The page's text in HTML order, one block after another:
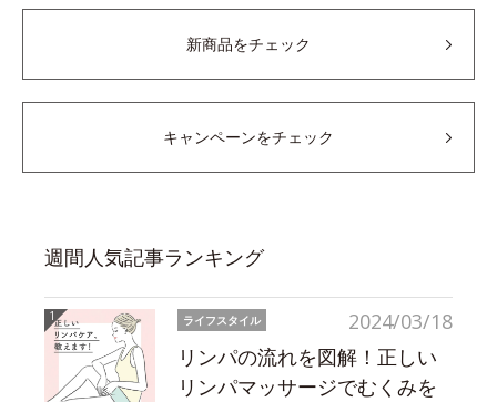
新商品をチェック
キャンペーンをチェック
週間人気記事ランキング
2024/03/18
ライフスタイル
リンパの流れを図解！正しい
リンパマッサージでむくみを